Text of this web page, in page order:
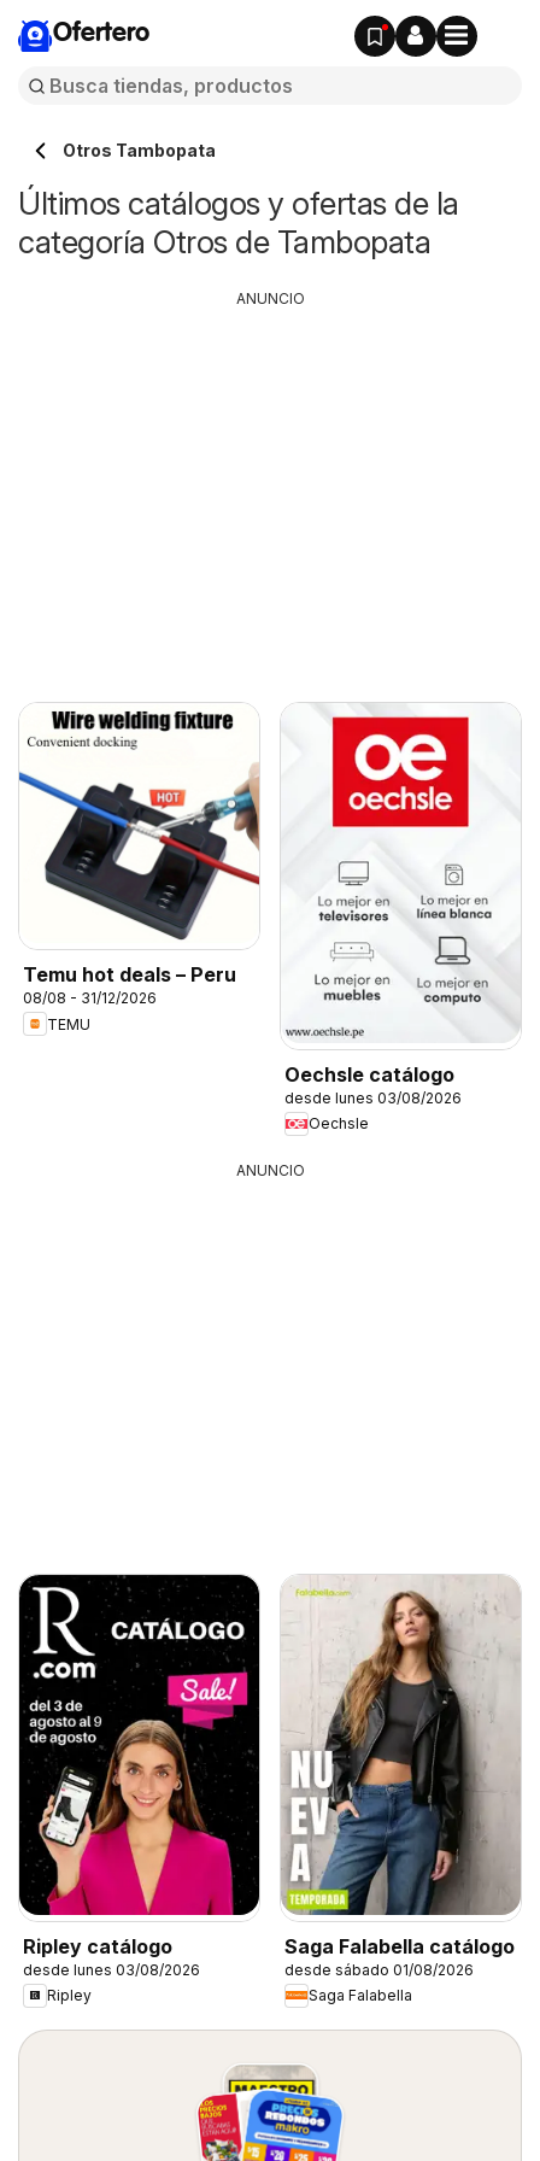
Ofertero
Otros Tambopata
Últimos catálogos y ofertas de la
categoría Otros de Tambopata
Temu hot deals – Peru
08/08 - 31/12/2026
TEMU
Oechsle catálogo
desde lunes 03/08/2026
Oechsle
ANUNCIO
ANUNCIO
Ripley catálogo
desde lunes 03/08/2026
Ripley
Saga Falabella catálogo
desde sábado 01/08/2026
Saga Falabella